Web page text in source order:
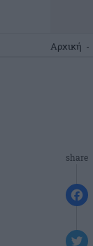
Αρχική -
share